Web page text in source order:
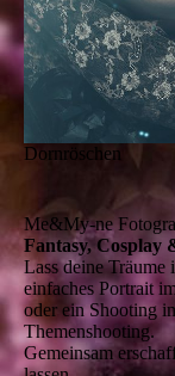
Dornröschen
Me&My-ne
Fantasy, Cosplay
Lass deine
einfaches Portrait
oder ein Shooting
Themenshooting.
Gemeinsam